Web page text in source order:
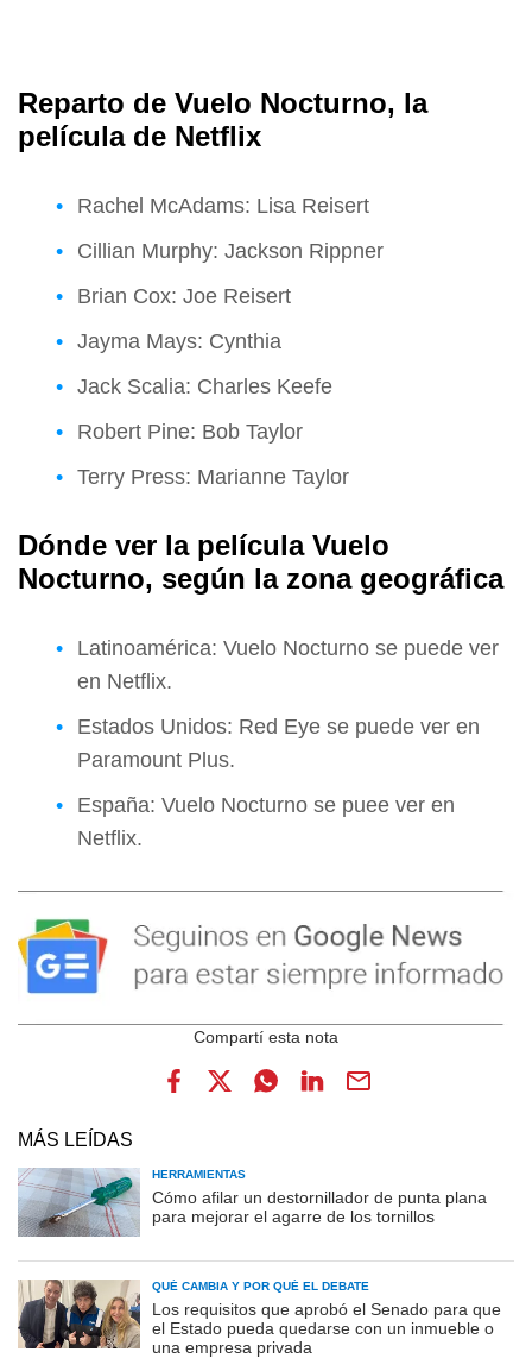
Reparto de Vuelo Nocturno, la
película de Netflix
Rachel McAdams: Lisa Reisert
Cillian Murphy: Jackson Rippner
Brian Cox: Joe Reisert
Jayma Mays: Cynthia
Jack Scalia: Charles Keefe
Robert Pine: Bob Taylor
Terry Press: Marianne Taylor
Dónde ver la película Vuelo
Nocturno, según la zona geográfica
Latinoamérica: Vuelo Nocturno se puede ver
en Netflix.
Estados Unidos: Red Eye se puede ver en
Paramount Plus.
España: Vuelo Nocturno se puee ver en
Netflix.
MÁS LEÍDAS
HERRAMIENTAS
Cómo afilar un destornillador de punta plana
para mejorar el agarre de los tornillos
QUÉ CAMBIA Y POR QUÉ EL DEBATE
Los requisitos que aprobó el Senado para que
el Estado pueda quedarse con un inmueble o
una empresa privada